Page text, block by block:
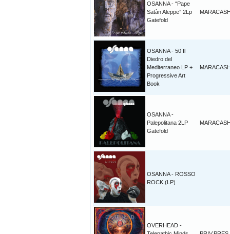
OSANNA - “Pape
Satàn Aleppe” 2Lp
Gatefold
OSANNA - 50 Il
Diedro del
Mediterraneo LP +
Progressive Art
Book
OSANNA -
Palepolitana 2LP
Gatefold
OSANNA - ROSSO
ROCK (LP)
OVERHEAD -